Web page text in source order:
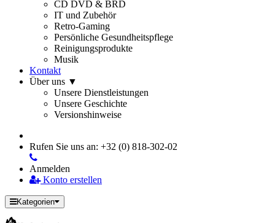
CD DVD & BRD
IT und Zubehör
Retro-Gaming
Persönliche Gesundheitspflege
Reinigungsprodukte
Musik
Kontakt
Über uns ▼
Unsere Dienstleistungen
Unsere Geschichte
Versionshinweise
Rufen Sie uns an: +32 (0) 818-302-02
Anmelden
Konto erstellen
Kategorien